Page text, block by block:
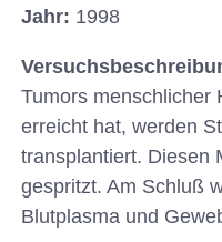
Jahr: 1998
Tumors menschlicher
erreicht hat, werden
transplantiert. Diesen
gespritzt. Am Schluß
Blutplasma und